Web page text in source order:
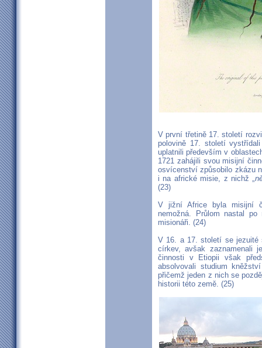
V první třetině 17. století
polovině 17. století
uplatnili především v
1721 zahájili svou misijní
osvícenství způsobilo zkázu
i na africké misie, z nichž „
(23)
V jižní Africe byla misijní
nemožná. Průlom nastal
misionáři. (24)
V 16. a 17. století se jezuité
církev, avšak zaznamenali
činnosti v Etiopii však
absolvovali studium
přičemž jeden z nich se
historii této země. (25)